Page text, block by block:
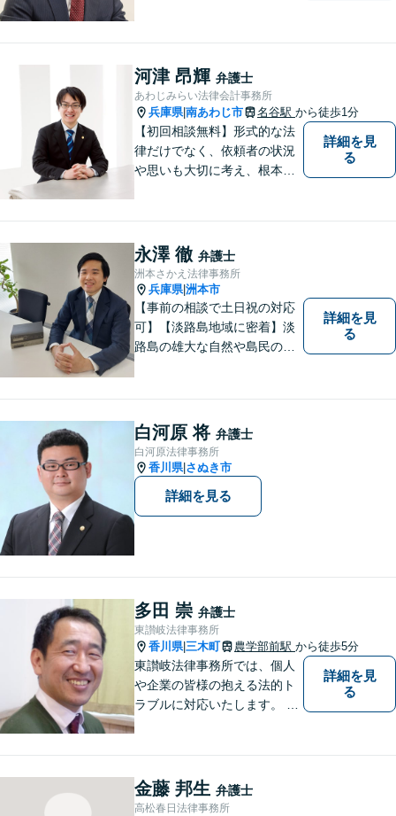
中心的取扱分野は遺産分割事
件。徳島県出身。東京大学法
学部卒。
河津 昂輝 弁護士
あわじみらい法律会計事務所
兵庫県|南あわじ市 名谷駅 から徒歩1分
【初回相談無料】形式的な法
律だけでなく、依頼者の状況
や思いも大切に考え、根本的
とりに合ったサポートを心が
けています。【夜間・休日相
談可能】【オンライン出張相
談可】
詳細を見
る
永澤 徹 弁護士
洲本さかえ法律事務所
兵庫県|洲本市
【事前の相談で土日祝の対応
可】【淡路島地域に密着】淡
路島の雄大な自然や島民の
力で励んでおります。事前の
ご相談で土日祝・時間外対応
が可能です。
詳細を見
る
白河原 将 弁護士
白河原法律事務所
香川県| さぬき市
詳細を見る
多田 崇 弁護士
東讃岐法律事務所
香川県| 三木町 農学部前駅 から徒歩5分
東讃岐法律事務所では、個人
や企業の皆様の抱える法的ト
ラブルに対応いたします。 高
詳細を見
る
金藤 邦生 弁護士
高松春日法律事務所